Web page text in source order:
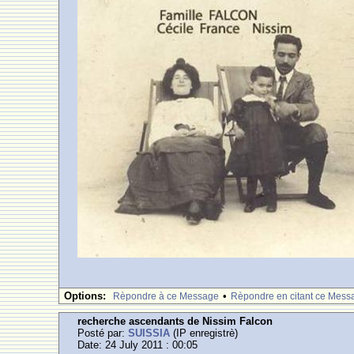
Options: Rèpondre à ce Message • Rèpondre en citant ce
recherche ascendants de Nissim Falcon
Posté par:SUISSIA (IP enregistrè)
Date: 24 July 2011 : 00:05